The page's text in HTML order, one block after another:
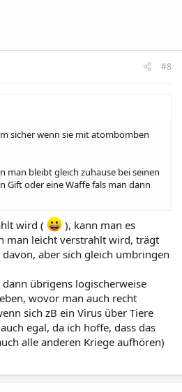
#8
sicher wenn sie mit atombomben
man bleibt gleich zuhause bei seinen
Gift oder eine Waffe fals man dann
wird (
), kann man es
man leicht verstrahlt wird, trägt
aber sich gleich umbringen
übrigens logischerweise
wovor man auch recht
sich zB ein Virus über Tiere
egal, da ich hoffe, dass das
alle anderen Kriege aufhören)